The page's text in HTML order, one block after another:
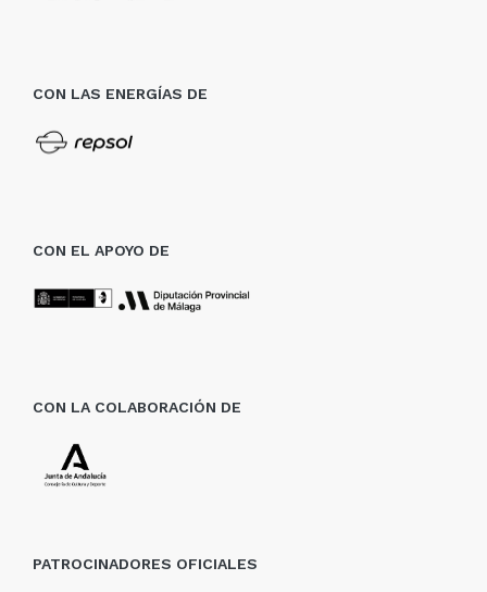
CON LAS ENERGÍAS DE
CON EL APOYO DE
CON LA COLABORACIÓN DE
PATROCINADORES OFICIALES